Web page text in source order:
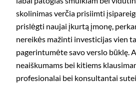
skolinimas verčia prisiimti
prislėgti naujai įkurtą įmonę,
nereikės mažinti investicijas vien
pagerintumėte savo verslo būklę.
neaiškumams bei kitiems
profesionalai bei konsultantai